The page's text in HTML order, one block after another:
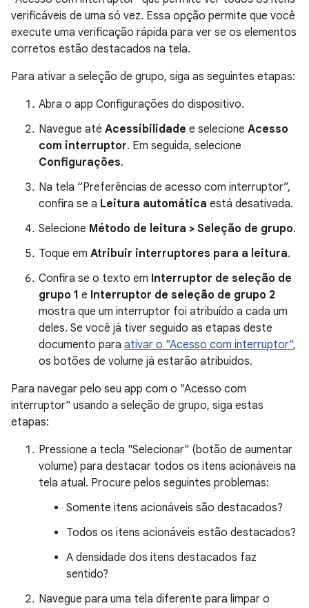
verificáveis de uma só vez. Essa opção permite que você
execute uma verificação rápida para ver se os elementos
corretos estão destacados na tela.
Para ativar a seleção de grupo, siga as seguintes etapas:
Abra o app Configurações do dispositivo.
Navegue até Acessibilidade e selecione Acesso
com interruptor. Em seguida, selecione
Configurações.
Na tela “Preferências de acesso com interruptor”,
confira se a Leitura automática está desativada.
Selecione Método de leitura > Seleção de grupo.
Toque em Atribuir interruptores para a leitura.
Confira se o texto em Interruptor de seleção de
grupo 1 e Interruptor de seleção de grupo 2
mostra que um interruptor foi atribuído a cada um
deles. Se você já tiver seguido as etapas deste
documento para ativar o "Acesso com interruptor",
os botões de volume já estarão atribuídos.
Para navegar pelo seu app com o "Acesso com
interruptor" usando a seleção de grupo, siga estas
etapas:
Pressione a tecla "Selecionar" (botão de aumentar
volume) para destacar todos os itens acionáveis na
tela atual. Procure pelos seguintes problemas:
Somente itens acionáveis são destacados?
Todos os itens acionáveis estão destacados?
A densidade dos itens destacados faz
sentido?
Navegue para uma tela diferente para limpar o